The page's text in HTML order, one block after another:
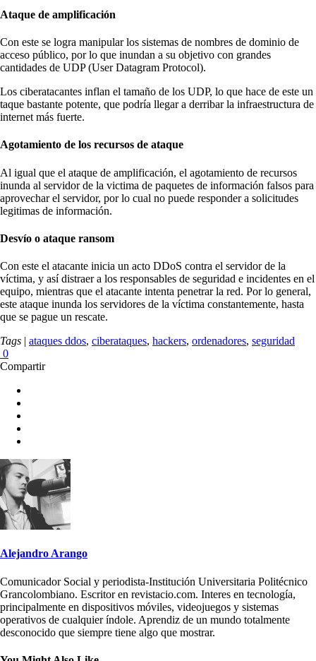
Ataque de amplificación
Con este se logra manipular los sistemas de nombres de dominio de
acceso público, por lo que inundan a su objetivo con grandes
cantidades de UDP (User Datagram Protocol).
Los ciberatacantes inflan el tamaño de los UDP, lo que hace de este un
taque bastante potente, que podría llegar a derribar la infraestructura de
internet más fuerte.
Agotamiento de los recursos de ataque
Al igual que el ataque de amplificación, el agotamiento de recursos
inunda al servidor de la victima de paquetes de información falsos para
aprovechar el servidor, por lo cual no puede responder a solicitudes
legitimas de información.
Desvío o ataque ransom
Con este el atacante inicia un acto DDoS contra el servidor de la
víctima, y así distraer a los responsables de seguridad e incidentes en el
equipo, mientras que el atacante intenta penetrar la red. Por lo general,
este ataque inunda los servidores de la víctima constantemente, hasta
que se pague un rescate.
Tags | ataques ddos, ciberataques, hackers, ordenadores, seguridad
0
Compartir
Alejandro Arango
Comunicador Social y periodista-Institución Universitaria Politécnico
Grancolombiano. Escritor en revistacio.com. Interes en tecnología,
principalmente en dispositivos móviles, videojuegos y sistemas
operativos de cualquier índole. Aprendiz de un mundo totalmente
desconocido que siempre tiene algo que mostrar.